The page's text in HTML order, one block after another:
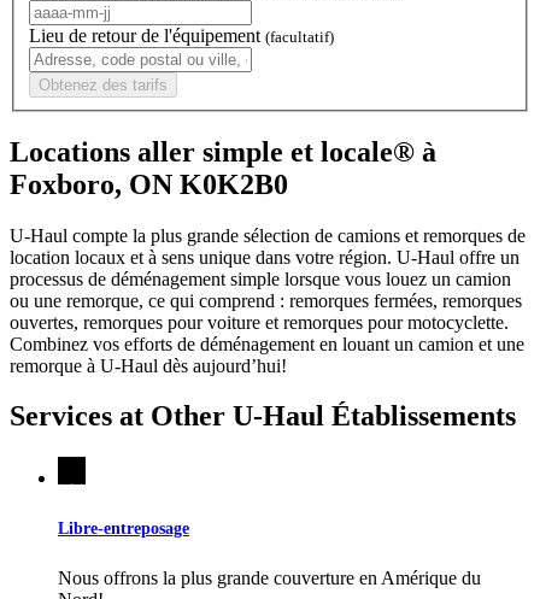
Lieu de retour de l'équipement (facultatif)
Obtenez des tarifs
Locations aller simple et locale® à
Foxboro, ON K0K2B0
U-Haul compte la plus grande sélection de camions et remorques de
location locaux et à sens unique dans votre région. U-Haul offre un
processus de déménagement simple lorsque vous louez un camion
ou une remorque, ce qui comprend : remorques fermées, remorques
ouvertes, remorques pour voiture et remorques pour motocyclette.
Combinez vos efforts de déménagement en louant un camion et une
remorque à U-Haul dès aujourd’hui!
Services at Other U-Haul Établissements
Libre-entreposage
Nous offrons la plus grande couverture en Amérique du